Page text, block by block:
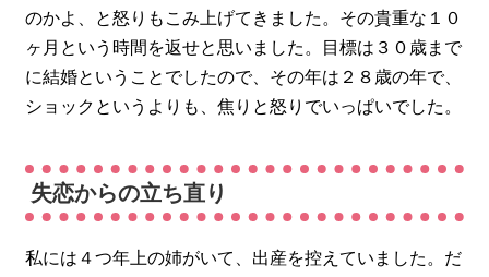
のかよ、と怒りもこみ上げてきました。その貴重な１０
ヶ月という時間を返せと思いました。目標は３０歳まで
に結婚ということでしたので、その年は２８歳の年で、
ショックというよりも、焦りと怒りでいっぱいでした。
失恋からの立ち直り
私には４つ年上の姉がいて、出産を控えていました。だ